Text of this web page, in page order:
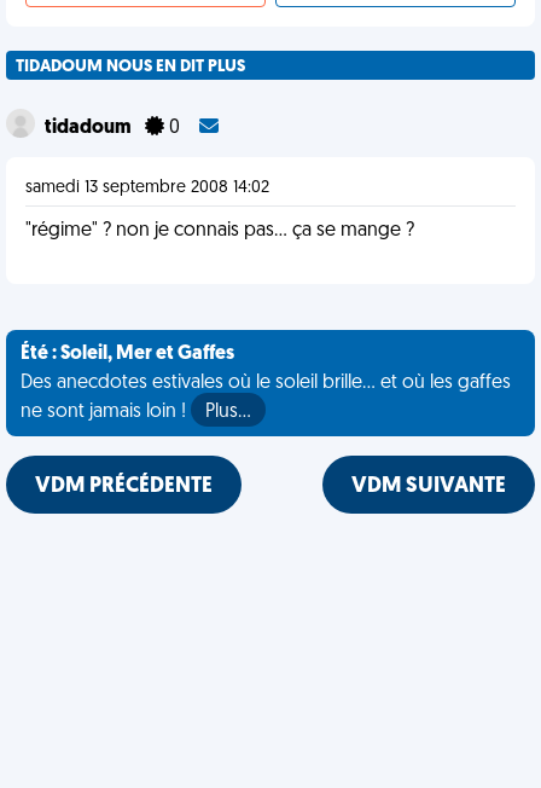
TIDADOUM NOUS EN DIT PLUS
tidadoum 0
samedi 13 septembre 2008 14:02
"régime" ? non je connais pas... ça se mange ?
Été : Soleil, Mer et Gaffes
Des anecdotes estivales où le soleil brille... et où les gaffes
ne sont jamais loin !
Plus…
VDM PRÉCÉDENTE VDM SUIVANTE